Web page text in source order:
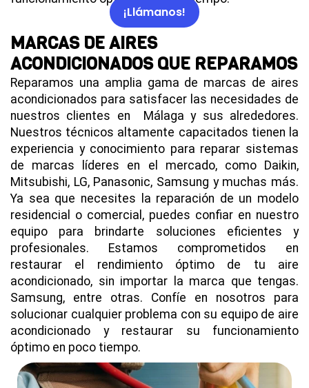
¡Llámanos!
MARCAS DE AIRES
ACONDICIONADOS QUE REPARAMOS
Reparamos una amplia gama de marcas de aires
acondicionados para satisfacer las necesidades de
nuestros clientes en Málaga y sus alrededores.
Nuestros técnicos altamente capacitados tienen la
experiencia y conocimiento para reparar sistemas
de marcas líderes en el mercado, como Daikin,
Mitsubishi, LG, Panasonic, Samsung y muchas más.
Ya sea que necesites la reparación de un modelo
residencial o comercial, puedes confiar en nuestro
equipo para brindarte soluciones eficientes y
profesionales. Estamos comprometidos en
restaurar el rendimiento óptimo de tu aire
acondicionado, sin importar la marca que tengas.
Samsung, entre otras. Confíe en nosotros para
solucionar cualquier problema con su equipo de aire
acondicionado y restaurar su funcionamiento
óptimo en poco tiempo.